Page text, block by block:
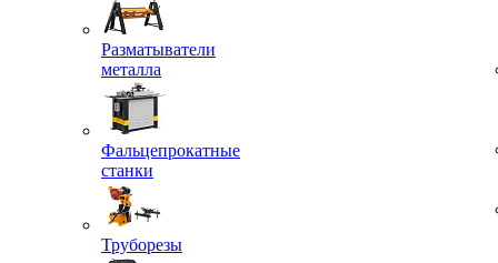
Разматыватели
металла
Фальцепрокатные
станки
Труборезы